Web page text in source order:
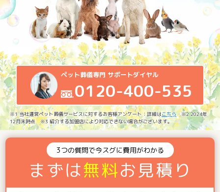
ペット葬儀専門 サポートダイヤル
0120-400-535
※1 当社運営ペット葬儀サービスに対するお客様アンケート：詳細はこちら ※2 2024年
12月末時点 ※3 紹介する加盟店により対応できない場合がございます。
3つの質問で今スグに費用がわかる
まずは無料お見積り